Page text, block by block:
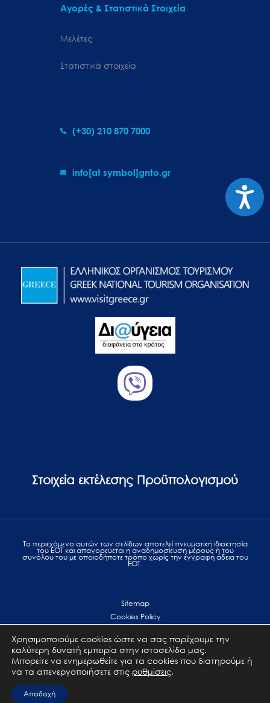
Αγορές & Στατιστικά Στοιχεία
Μελέτες
Στατιστικά στοιχεία
(+30) 210 870 7000
info[at symbol]gnto.gr
Στοιχεία εκτέλεσης Προϋπολογισμού
Το περιεχόμενο αυτών των σελίδων αποτελεί πvευματική ιδιοκτησία
του ΕΟΤ και απαγορεύεται η αναδημοσίευση μέρους ή του
συνόλου του με οποιοδήποτε τρόπο χωρίς την έγγραφη άδεια του
ΕΟΤ.
Sitemap
Cookies Policy
Terms of use
Επικοινωνία
Χρησιμοποιούμε cookies ώστε να σας παρέχουμε την
καλύτερη δυνατή εμπειρία στην ιστοσελίδα μας.
Μπορείτε να ενημερωθείτε για τα cookies που διατηρούμε ή
να τα απενεργοποιήσετε στις ρυθμίσεις.
Αποδοχή